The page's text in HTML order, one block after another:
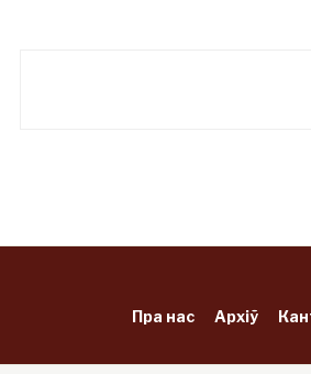
Пра нас Архіў